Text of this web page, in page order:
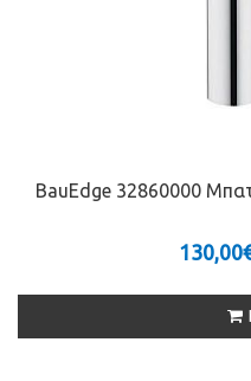
BauEdge 32860000